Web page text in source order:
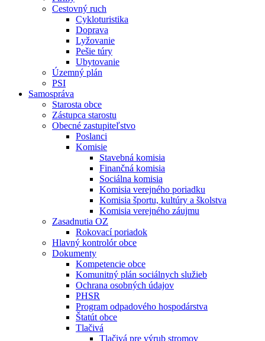
Cestovný ruch
Cykloturistika
Doprava
Lyžovanie
Pešie túry
Ubytovanie
Územný plán
PSI
Samospráva
Starosta obce
Zástupca starostu
Obecné zastupiteľstvo
Poslanci
Komisie
Stavebná komisia
Finančná komisia
Sociálna komisia
Komisia verejného poriadku
Komisia športu, kultúry a školstva
Komisia verejného záujmu
Zasadnutia OZ
Rokovací poriadok
Hlavný kontrolór obce
Dokumenty
Kompetencie obce
Komunitný plán sociálnych služieb
Ochrana osobných údajov
PHSR
Program odpadového hospodárstva
Štatút obce
Tlačivá
Tlačivá pre výrub stromov